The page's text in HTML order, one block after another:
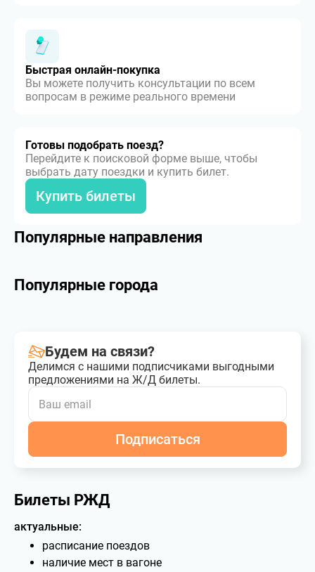
Быстрая онлайн-покупка
Вы можете получить консультации по всем
вопросам в режиме реального времени
Готовы подобрать поезд?
Перейдите к поисковой форме выше, чтобы
выбрать дату поездки и купить билет.
Купить билеты
Популярные направления
Популярные города
Будем на связи?
Делимся с нашими подписчиками выгодными
предложениями на Ж/Д билеты.
Подписаться
Билеты РЖД
актуальные:
расписание поездов
наличие мест в вагоне